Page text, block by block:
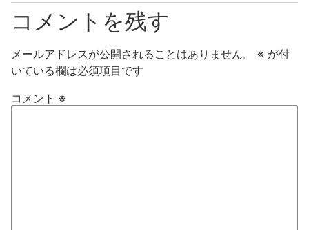
コメントを残す
メールアドレスが公開されることはありません。 ※ が付
いている欄は必須項目です
コメント ※